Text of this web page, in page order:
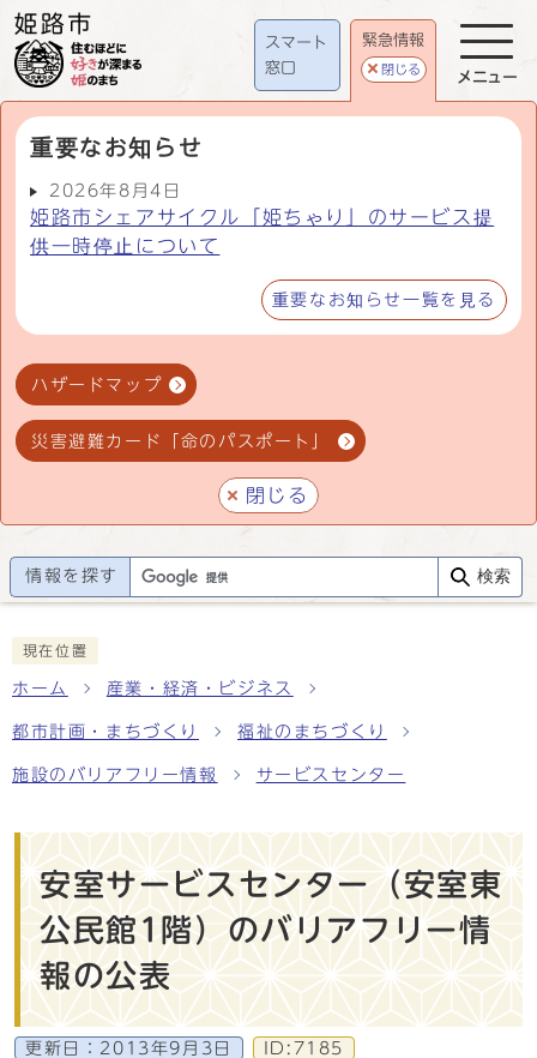
スマート
窓口
緊急情報
閉じる
重要なお知らせ
2026年8月4日
姫路市シェアサイクル「姫ちゃり」のサービス提
供一時停止について
重要なお知らせ一覧を見る
ハザードマップ
災害避難カード「命のパスポート」
閉じる
メニュー
情報を探す 検索
現在位置
ホーム 産業・経済・ビジネス
都市計画・まちづくり 福祉のまちづくり
施設のバリアフリー情報 サービスセンター
安室サービスセンター（安室東
公民館1階）のバリアフリー情
報の公表
更新日： 2013年9月3日 ID:7185